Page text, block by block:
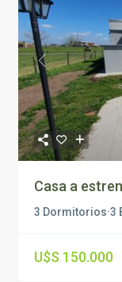
Previous
Casa a
3 Dormitorios·3
U$S 150.000